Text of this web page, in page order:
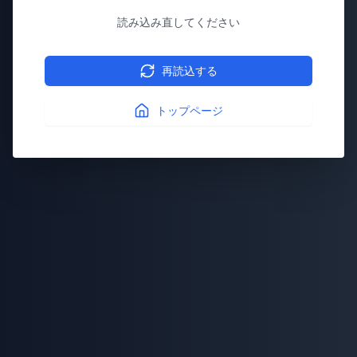
読み込み直してください
再読込する
トップページ